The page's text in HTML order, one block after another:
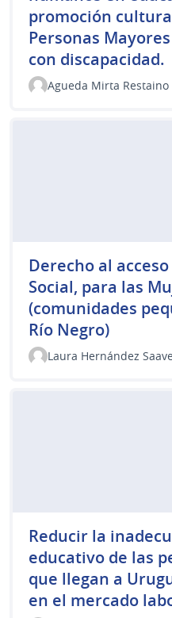
promoción
Personas
con discapacidad.
Agueda Mirta Restaino
Derecho al
Social, para las
(comunidades
Río Negro)
Laura Hernández
Reducir la
educativo de las
que llegan a
en el mercado